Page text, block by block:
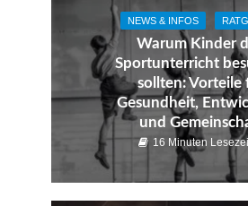
NEWS & INFOS
Warum Kinder
Sportunterricht
sollten: Vorteile
Gesundheit,
und
16 Minuten